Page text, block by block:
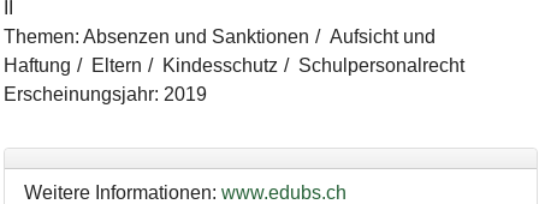
Themen: Absenzen und Sanktionen
Aufsicht und
Haftung
Eltern Kindesschutz
Schulpersonalrecht
Erscheinungsjahr: 2019
Weitere Informationen: www.edubs.ch